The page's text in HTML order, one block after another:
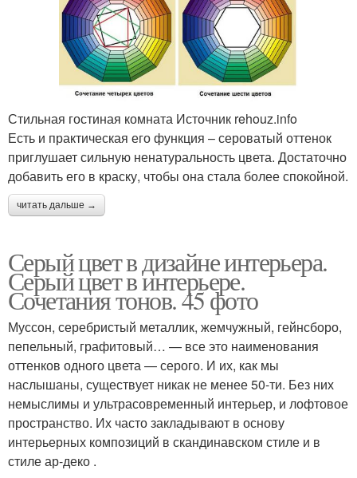
Стильная гостиная комната Источник rehouz.info
Есть и практическая его функция – сероватый оттенок
приглушает сильную ненатуральность цвета. Достаточно
добавить его в краску, чтобы она стала более спокойной.
читать дальше →
Серый цвет в дизайне интерьера.
Серый цвет в интерьере.
Сочетания тонов. 45 фото
Муссон, серебристый металлик, жемчужный, гейнсборо,
пепельный, графитовый… — все это наименования
оттенков одного цвета — серого. И их, как мы
наслышаны, существует никак не менее 50-ти. Без них
немыслимы и ультрасовременный интерьер, и лофтовое
пространство. Их часто закладывают в основу
интерьерных композиций в скандинавском стиле и в
стиле ар-деко .